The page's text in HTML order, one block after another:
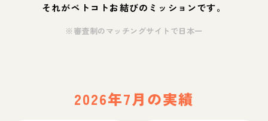
それがペトコトお結びのミッションです。
※審査制のマッチングサイトで日本一
2026年7月の実績